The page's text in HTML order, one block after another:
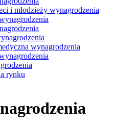
i młodzieży wynagrodzenia
wynagrodzenia
rynku